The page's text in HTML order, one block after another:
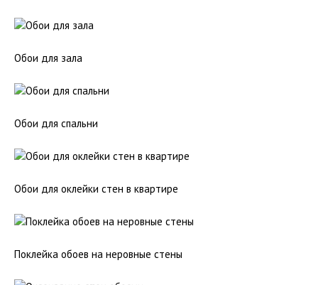
Обои для зала
Обои для спальни
Обои для оклейки стен в квартире
Поклейка обоев на неровные стены